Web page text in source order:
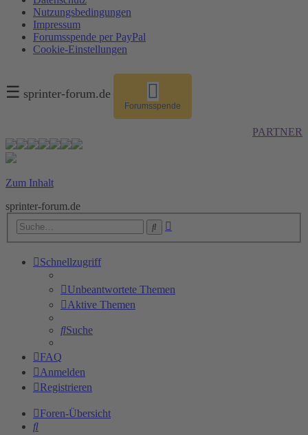
Nutzungsbedingungen
Impressum
Forumsspende per PayPal
Cookie-Einstellungen
☰ sprinter-forum.de
Forumsspende
PARTNER
Zum Inhalt
sprinter-forum.de
Suche
Schnellzugriff
Unbeantwortete Themen
Aktive Themen
Suche
FAQ
Anmelden
Registrieren
Foren-Übersicht
Suche